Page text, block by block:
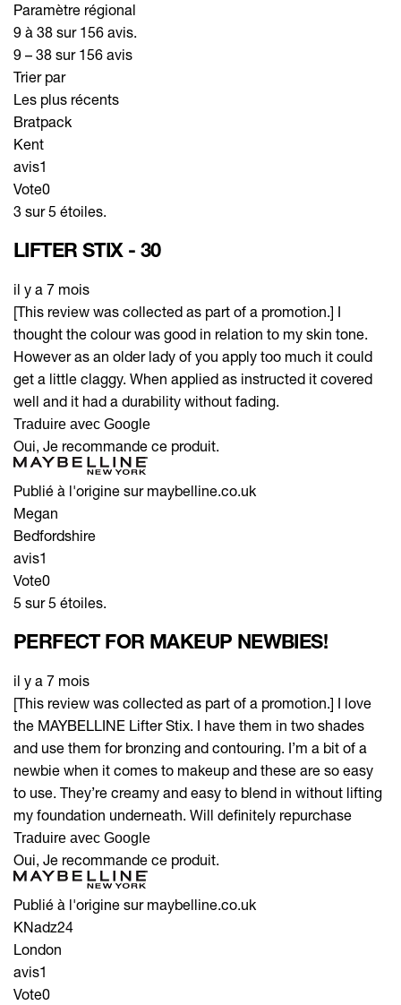
Paramètre régional
9 à 38 sur 156 avis.
9 – 38 sur 156 avis
Trier par
Les plus récents
Bratpack
Kent
avis1
Vote0
3 sur 5 étoiles.
LIFTER STIX - 30
il y a 7 mois
[This review was collected as part of a promotion.] I
thought the colour was good in relation to my skin tone.
However as an older lady of you apply too much it could
get a little claggy. When applied as instructed it covered
well and it had a durability without fading.
Traduire avec Google
Oui, Je recommande ce produit.
Publié à l'origine sur maybelline.co.uk
Megan
Bedfordshire
avis1
Vote0
5 sur 5 étoiles.
PERFECT FOR MAKEUP NEWBIES!
il y a 7 mois
[This review was collected as part of a promotion.] I love
the MAYBELLINE Lifter Stix. I have them in two shades
and use them for bronzing and contouring. I’m a bit of a
newbie when it comes to makeup and these are so easy
to use. They’re creamy and easy to blend in without lifting
my foundation underneath. Will definitely repurchase
Traduire avec Google
Oui, Je recommande ce produit.
Publié à l'origine sur maybelline.co.uk
KNadz24
London
avis1
Vote0